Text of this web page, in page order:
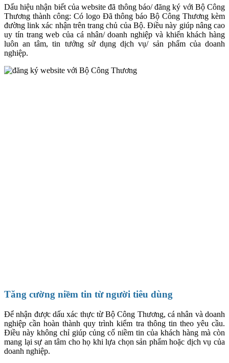
Dấu hiệu nhận biết của website đã thông báo/ đăng ký với Bộ Công
Thương thành công: Có logo Đã thông báo Bộ Công Thương kèm
đường link xác nhận trên trang chủ của Bộ. Điều này giúp nâng cao
uy tín trang web của cá nhân/ doanh nghiệp và khiến khách hàng
luôn an tâm, tin tưởng sử dụng dịch vụ/ sản phẩm của doanh
nghiệp.
Tăng cường niềm tin từ người tiêu dùng
Để nhận được dấu xác thực từ Bộ Công Thương, cá nhân và doanh
nghiệp cần hoàn thành quy trình kiểm tra thông tin theo yêu cầu.
Điều này không chỉ giúp củng cố niềm tin của khách hàng mà còn
mang lại sự an tâm cho họ khi lựa chọn sản phẩm hoặc dịch vụ của
doanh nghiệp.